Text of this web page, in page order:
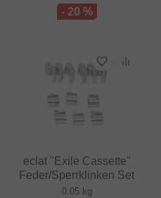
- 20 %
eclat "Exile Cassette"
Feder/Sperrklinken Set
0.05 kg